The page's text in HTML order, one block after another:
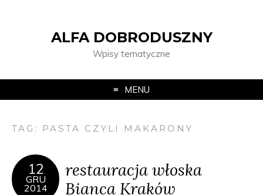
ALFA DOBRODUSZNY
Wpisy tematyczne
MENU
TAG: PASTA CZYLI MAKARONY
12
GRU
2014
restauracja włoska
Bianca Kraków